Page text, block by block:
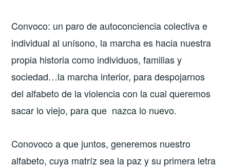
Convoco: un paro de autoconciencia colectiva e
individual al unísono, la marcha es hacia nuestra
propia historia como individuos, familias y
sociedad…la marcha interior, para despojarnos
del alfabeto de la violencia con la cual queremos
sacar lo viejo, para que nazca lo nuevo.
Conovoco a que juntos, generemos nuestro
alfabeto, cuya matríz sea la paz y su primera letra